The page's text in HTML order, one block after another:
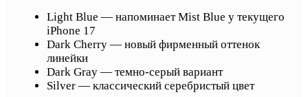
Light Blue — напоминает Mist Blue у текущего
iPhone 17
Dark Cherry — новый фирменный оттенок
линейки
Dark Gray — темно-серый вариант
Silver — классический серебристый цвет